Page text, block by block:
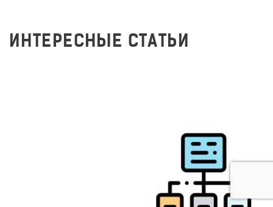
ИНТЕРЕСНЫЕ СТАТЬИ